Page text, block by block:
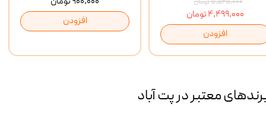
افزودن
۵,۵۲۵,۰۰۰ تومان
۴,۴۹۹,۰۰۰ تومان
افزودن
معتبر در پت آباد